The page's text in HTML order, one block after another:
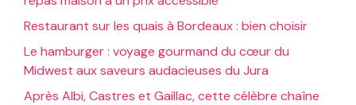
Restaurant sur les quais à Bordeaux : bien choisir
Le hamburger : voyage gourmand du cœur du
Midwest aux saveurs audacieuses du Jura
Après Albi, Castres et Gaillac, cette célèbre chaîne